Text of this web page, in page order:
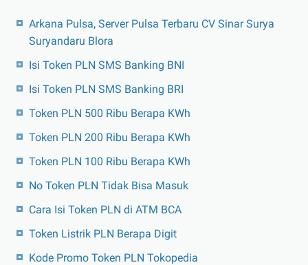
Arkana Pulsa, Server Pulsa Terbaru CV Sinar Surya
Suryandaru Blora
Isi Token PLN SMS Banking BNI
Isi Token PLN SMS Banking BRI
Token PLN 500 Ribu Berapa KWh
Token PLN 200 Ribu Berapa KWh
Token PLN 100 Ribu Berapa KWh
No Token PLN Tidak Bisa Masuk
Cara Isi Token PLN di ATM BCA
Token Listrik PLN Berapa Digit
Kode Promo Token PLN Tokopedia